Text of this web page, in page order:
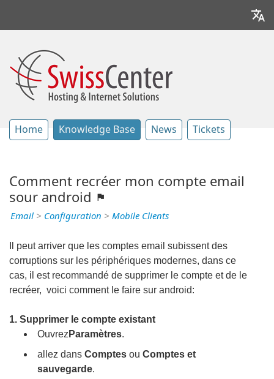
Home Knowledge Base News Tickets
Comment recréer mon compte email
sour android
Email > Configuration > Mobile Clients
Il peut arriver que les comptes email subissent des
corruptions sur les périphériques modernes, dans ce
cas, il est recommandé de supprimer le compte et de le
recréer, voici comment le faire sur android:
1. Supprimer le compte existant
Ouvrez Paramètres.
allez dansComptes ouComptes et
sauvegarde.